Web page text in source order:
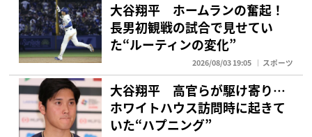
大谷翔平 ホームランの奮起！
長男初観戦の試合で見せてい
た“ルーティンの変化”
2026/08/03 19:05 スポーツ
大谷翔平 高官らが駆け寄り…
ホワイトハウス訪問時に起きて
いた“ハプニング”